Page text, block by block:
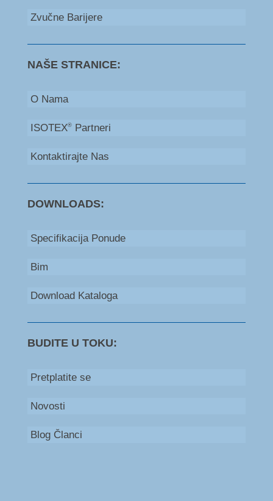
Zvučne Barijere
NAŠE STRANICE:
O Nama
ISOTEX®Partneri
Kontaktirajte Nas
DOWNLOADS:
Specifikacija Ponude
Bim
Download Kataloga
BUDITE U TOKU:
Pretplatite se
Novosti
Blog Članci